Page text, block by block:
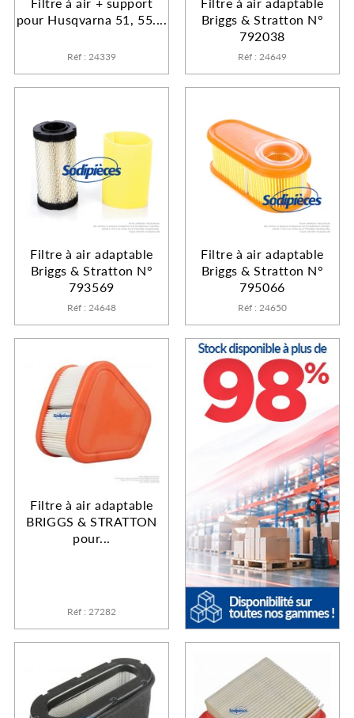
pour Husqvarna 51, 55....
Réf : 24339
Briggs & Stratton N°
792038
Réf : 24649
Filtre à air adaptable
Briggs & Stratton N°
793569
Réf : 24648
Filtre à air adaptable
Briggs & Stratton N°
795066
Réf : 24650
Filtre à air adaptable
BRIGGS & STRATTON
pour...
Réf : 27282